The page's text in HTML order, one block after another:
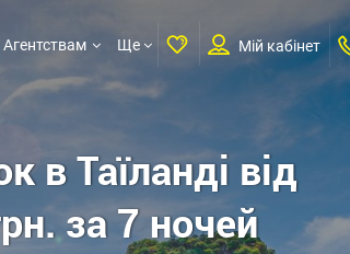
Агентствам Ще Мій кабінет
в Таїланді від
за 7 ночей